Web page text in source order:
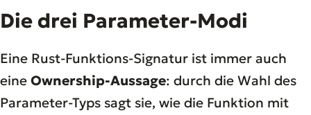
Die drei Parameter-Modi
Eine Rust-Funktions-Signatur ist immer auch
eine Ownership-Aussage: durch die Wahl des
Parameter-Typs sagt sie, wie die Funktion mit